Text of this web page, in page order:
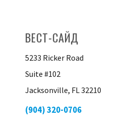
ВЕСТ-САЙД
5233 Ricker Road
Suite #102
Jacksonville, FL 32210
(904) 320-0706